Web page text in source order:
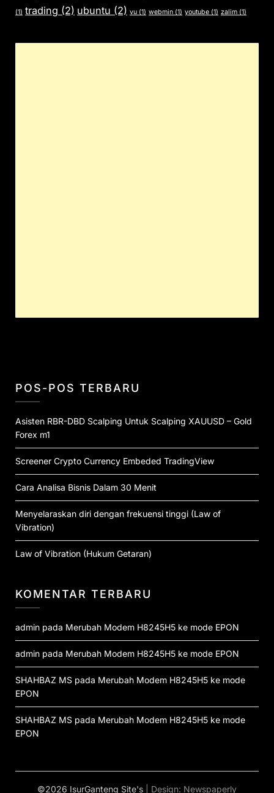
(1) trading (2) ubuntu (2) vu (1) webmin (1) youtube (1) zalim (1)
POS-POS TERBARU
Asisten RBR-DBD Scalping Untuk Scalping XAUUSD – Gold
Forex m1
Screener Crypto Currency Embeded TradingView
Cara Analisa Bisnis Dalam 30 Menit
Menyelaraskan diri dengan frekuensi tinggi (Law of
Vibration)
Law of Vibration (Hukum Getaran)
KOMENTAR TERBARU
admin pada Merubah Modem H8245H5 ke mode EPON
admin pada Merubah Modem H8245H5 ke mode EPON
SHAHBAZ MS pada Merubah Modem H8245H5 ke mode
EPON
SHAHBAZ MS pada Merubah Modem H8245H5 ke mode
EPON
©2026 IsurGanteng Site's | Design: Newspaperly